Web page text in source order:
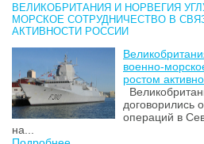
ВЕЛИКОБРИТАНИЯ И НОРВЕГИЯ
МОРСКОЕ СОТРУДНИЧЕСТВО В
АКТИВНОСТИ РОССИИ
военно-
ростом
договорились
операций в
на...